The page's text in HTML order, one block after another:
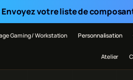
Envoyez votre liste de
Gaming / Workstation Personnalisation
Atelier